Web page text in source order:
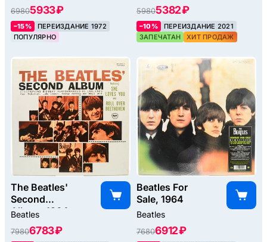
69805933 ₽
–15%
ПЕРЕИЗДАНИЕ 1972
ПОПУЛЯРНО
59805382 ₽
–10%
ПЕРЕИЗДАНИЕ 2021
ЗАПЕЧАТАН
ХИТ ПРОДАЖ
The Beatles'
Second
Album, 1964
Beatles
79806783 ₽
Beatles For
Sale, 1964
Beatles
76806912 ₽